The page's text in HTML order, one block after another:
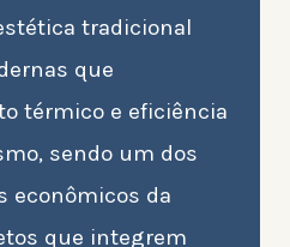
tradicional
que
térmico e eficiência
sendo um dos
econômicos da
que integrem